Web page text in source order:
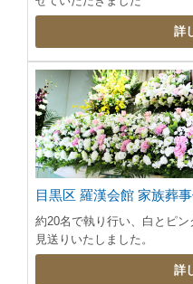
詳
目黒区 羅漢会館 家族葬
約20名で執り行い、白とピ
見送りいたしました。
詳